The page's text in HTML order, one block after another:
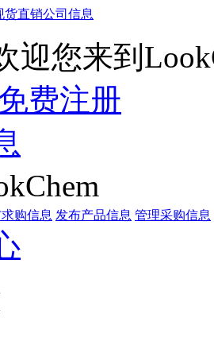
货直销公司信息
迎您来到
费注册
购信息 发布产品信息 管理采购信息